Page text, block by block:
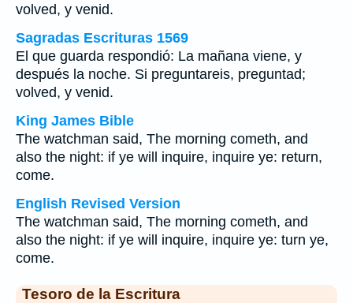
volved, y venid.
Sagradas Escrituras 1569
El que guarda respondió: La mañana viene, y
después la noche. Si preguntareis, preguntad;
volved, y venid.
King James Bible
The watchman said, The morning cometh, and
also the night: if ye will inquire, inquire ye: return,
come.
English Revised Version
The watchman said, The morning cometh, and
also the night: if ye will inquire, inquire ye: turn ye,
come.
Tesoro de la Escritura